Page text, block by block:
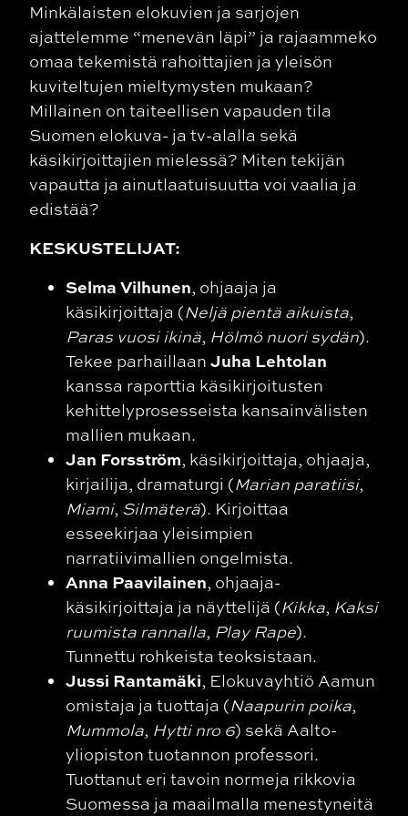
Minkälaisten elokuvien ja sarjojen
ajattelemme “menevän läpi” ja rajaammeko
omaa tekemistä rahoittajien ja yleisön
kuviteltujen mieltymysten mukaan?
Millainen on taiteellisen vapauden tila
Suomen elokuva- ja tv-alalla sekä
käsikirjoittajien mielessä? Miten tekijän
vapautta ja ainutlaatuisuutta voi vaalia ja
edistää?
KESKUSTELIJAT:
Selma Vilhunen, ohjaaja ja
käsikirjoittaja (Neljä pientä aikuista,
Paras vuosi ikinä, Hölmö nuori sydän).
Tekee parhaillaan Juha Lehtolan
kanssa raporttia käsikirjoitusten
kehittelyprosesseista kansainvälisten
mallien mukaan.
Jan Forsström, käsikirjoittaja, ohjaaja,
kirjailija, dramaturgi (Marian paratiisi,
Miami, Silmäterä). Kirjoittaa
esseekirjaa yleisimpien
narratiivimallien ongelmista.
Anna Paavilainen, ohjaaja-
käsikirjoittaja ja näyttelijä (Kikka, Kaksi
ruumista rannalla, Play Rape).
Tunnettu rohkeista teoksistaan.
Jussi Rantamäki, Elokuvayhtiö Aamun
omistaja ja tuottaja (Naapurin poika,
Mummola, Hytti nro 6) sekä Aalto-
yliopiston tuotannon professori.
Tuottanut eri tavoin normeja rikkovia
Suomessa ja maailmalla menestyneitä